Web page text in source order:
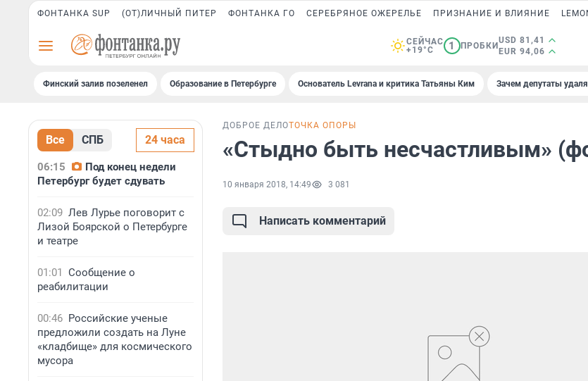
ФОНТАНКА SUP (ОТ)ЛИЧНЫЙ ПИТЕР ФОНТАНКА ГО СЕРЕБРЯНОЕ ОЖЕРЕЛЬЕ ПРИЗНАНИЕ И ВЛИЯНИЕ
СЕЙЧАС
+19°C
1 ПРОБКИ
USD 81,41
EUR 94,06
Финский залив позеленел Образование в Петербурге Основатель Levrana и критика Татьяны Ким Зачем депутаты
Все СПБ 24 часа
06:15
Под конец недели
Петербург будет сдувать
02:09 Лев Лурье поговорит с
Лизой Боярской о Петербурге
и театре
01:01 Сообщение о
реабилитации
00:46 Российские ученые
предложили создать на Луне
«кладбище» для космического
мусора
ДОБРОЕ ДЕЛОТОЧКА ОПОРЫ
«Стыдно быть несчастливым»
10 января 2018, 14:49 3 081
Написать комментарий